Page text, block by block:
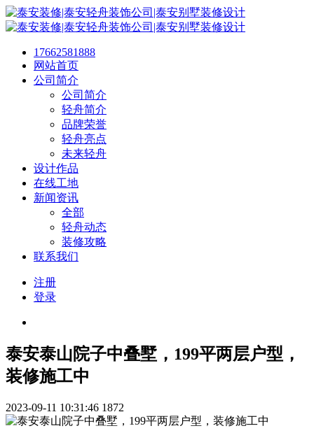
17662581888
网站首页
公司简介
公司简介
轻舟简介
品牌荣誉
轻舟亮点
未来轻舟
设计作品
在线工地
新闻资讯
全部
轻舟动态
装修攻略
联系我们
注册
登录
泰安泰山院子中叠墅，199平两层户型，
装修施工中
2023-09-11 10:31:46 1872